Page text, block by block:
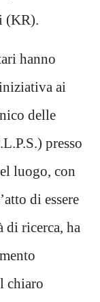
(KR).
hanno
ai
delle
presso
luogo, con
di essere
di ricerca, ha
chiaro